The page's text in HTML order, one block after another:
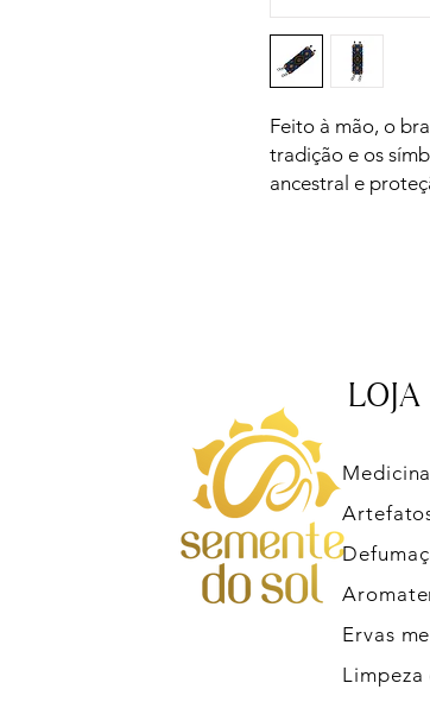
Feito à mão, o
tradição e os
ancestral e
LOJA
Ervas